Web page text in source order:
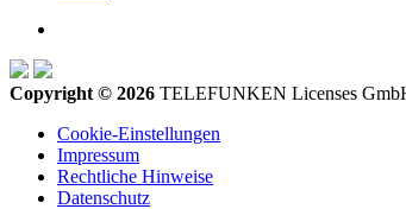
Copyright © 2026 TELEFUNKEN Licenses
Cookie-Einstellungen
Impressum
Rechtliche Hinweise
Datenschutz